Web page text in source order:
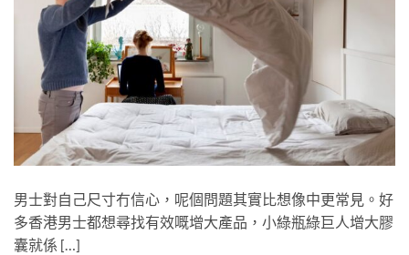
男士對自己尺寸冇信心，呢個問題其實比想像中更常見。好
多香港男士都想尋找有效嘅增大產品，小綠瓶綠巨人增大膠
囊就係 […]